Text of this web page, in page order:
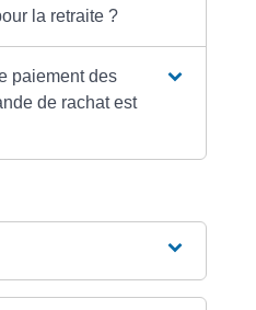
la retraite ?
paiement des
de rachat est